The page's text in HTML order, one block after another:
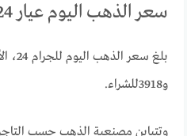
سعر الذهب اليوم عيار 24
و3918للشراء.